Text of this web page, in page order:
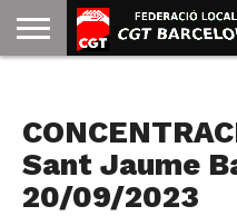
GOLDMAN
Sant Jaume
20/09/2023